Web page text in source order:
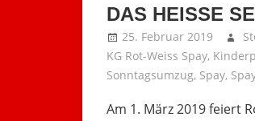
DAS HEISSE
25. Februar 2019
KG Rot-Weiss Spay,
Sonntagsumzug, Spay,
Am 1. März 2019 feiert